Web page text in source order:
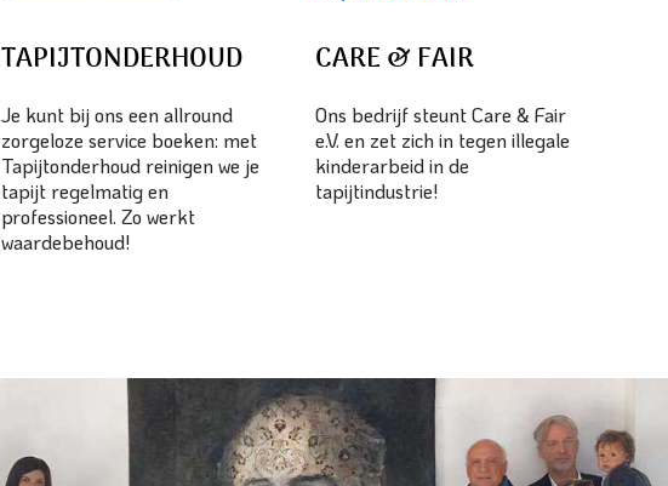
TAPIJTONDERHOUD
Je kunt bij ons een allround
zorgeloze service boeken: met
Tapijtonderhoud reinigen we je
tapijt regelmatig en
professioneel. Zo werkt
waardebehoud!
CARE & FAIR
Ons bedrijf steunt Care & Fair
e.V. en zet zich in tegen illegale
kinderarbeid in de
tapijtindustrie!